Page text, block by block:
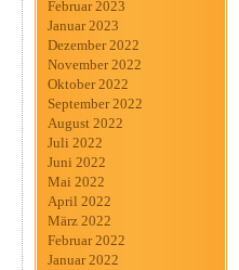
Februar 2023
Januar 2023
Dezember 2022
November 2022
Oktober 2022
September 2022
August 2022
Juli 2022
Juni 2022
Mai 2022
April 2022
März 2022
Februar 2022
Januar 2022